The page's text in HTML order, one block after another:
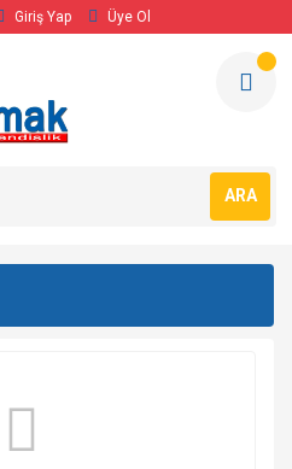
Giriş Yap Üye Ol
ARA